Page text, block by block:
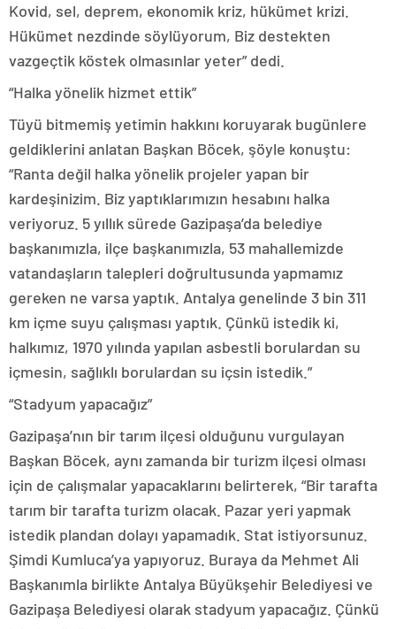
Kovid, sel, deprem, ekonomik kriz, hükümet krizi.
Hükümet nezdinde söylüyorum, Biz destekten
vazgeçtik köstek olmasınlar yeter” dedi.
“Halka yönelik hizmet ettik”
Tüyü bitmemiş yetimin hakkını koruyarak bugünlere
geldiklerini anlatan Başkan Böcek, şöyle konuştu:
“Ranta değil halka yönelik projeler yapan bir
kardeşinizim. Biz yaptıklarımızın hesabını halka
veriyoruz. 5 yıllık sürede Gazipaşa’da belediye
başkanımızla, ilçe başkanımızla, 53 mahallemizde
vatandaşların talepleri doğrultusunda yapmamız
gereken ne varsa yaptık. Antalya genelinde 3 bin 311
km içme suyu çalışması yaptık. Çünkü istedik ki,
halkımız, 1970 yılında yapılan asbestli borulardan su
içmesin, sağlıklı borulardan su içsin istedik.”
“Stadyum yapacağız”
Gazipaşa’nın bir tarım ilçesi olduğunu vurgulayan
Başkan Böcek, aynı zamanda bir turizm ilçesi olması
için de çalışmalar yapacaklarını belirterek, “Bir tarafta
tarım bir tarafta turizm olacak. Pazar yeri yapmak
istedik plandan dolayı yapamadık. Stat istiyorsunuz.
Şimdi Kumluca’ya yapıyoruz. Buraya da Mehmet Ali
Başkanımla birlikte Antalya Büyükşehir Belediyesi ve
Gazipaşa Belediyesi olarak stadyum yapacağız. Çünkü